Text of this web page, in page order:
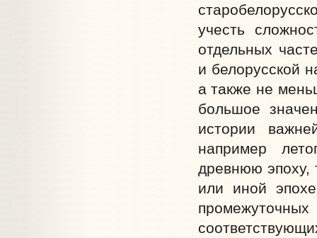
учесть
отдельных
и белорусской
а также не
большое
истории
например
древнюю эпоху,
или иной